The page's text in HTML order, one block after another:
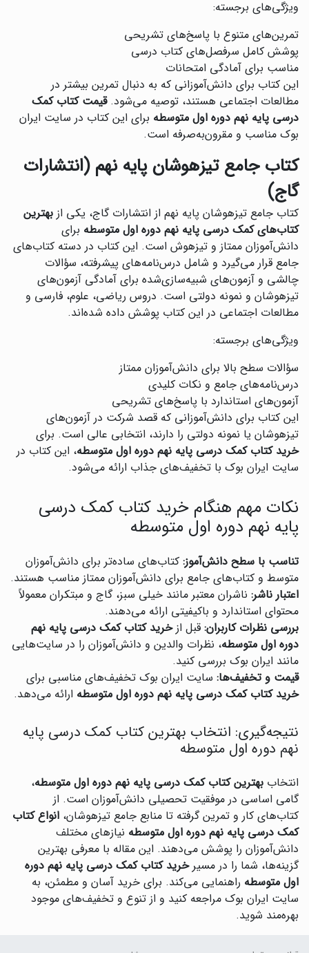
ویژگی‌های برجسته:
تمرین‌های متنوع با پاسخ‌های تشریحی
پوشش کامل سرفصل‌های کتاب درسی
مناسب برای آمادگی امتحانات
این کتاب برای دانش‌آموزانی که به دنبال تمرین بیشتر در
مطالعات اجتماعی هستند، توصیه می‌شود.قیمت کتاب کمک
درسی پایه نهم دوره اول متوسطه برای این کتاب در سایت ایران
بوک مناسب و مقرون‌به‌صرفه است.
کتاب جامع تیزهوشان پایه نهم (انتشارات
گاج)
کتاب جامع تیزهوشان پایه نهم از انتشارات گاج، یکی از بهترین
کتاب‌های کمک درسی پایه نهم دوره اول متوسطه برای
دانش‌آموزان ممتاز و تیزهوش است. این کتاب در دسته کتاب‌های
جامع قرار می‌گیرد و شامل درس‌نامه‌های پیشرفته، سؤالات
چالشی و آزمون‌های شبیه‌سازی‌شده برای آمادگی آزمون‌های
تیزهوشان و نمونه دولتی است. دروس ریاضی، علوم، فارسی و
مطالعات اجتماعی در این کتاب پوشش داده شده‌اند.
ویژگی‌های برجسته:
سؤالات سطح بالا برای دانش‌آموزان ممتاز
درس‌نامه‌های جامع و نکات کلیدی
آزمون‌های استاندارد با پاسخ‌های تشریحی
این کتاب برای دانش‌آموزانی که قصد شرکت در آزمون‌های
تیزهوشان یا نمونه دولتی را دارند، انتخابی عالی است. برای
خرید کتاب کمک درسی پایه نهم دوره اول متوسطه، این کتاب در
سایت ایران بوک با تخفیف‌های جذاب ارائه می‌شود.
نکات مهم هنگام خرید کتاب کمک درسی
پایه نهم دوره اول متوسطه
تناسب با سطح دانش‌آموز: کتاب‌های ساده‌تر برای دانش‌آموزان
متوسط و کتاب‌های جامع برای دانش‌آموزان ممتاز مناسب هستند.
اعتبار ناشر: ناشران معتبر مانند خیلی سبز، گاج و مبتکران معمولاً
محتوای استاندارد و باکیفیتی ارائه می‌دهند.
بررسی نظرات کاربران: قبل ازخرید کتاب کمک درسی پایه نهم
دوره اول متوسطه، نظرات والدین و دانش‌آموزان را در سایت‌هایی
مانند ایران بوک بررسی کنید.
قیمت و تخفیف‌ها: سایت ایران بوک تخفیف‌های مناسبی برای
خرید کتاب کمک درسی پایه نهم دوره اول متوسطه ارائه می‌دهد.
نتیجه‌گیری: انتخاب بهترین کتاب کمک درسی پایه
نهم دوره اول متوسطه
انتخاب بهترین کتاب کمک درسی پایه نهم دوره اول متوسطه،
گامی اساسی در موفقیت تحصیلی دانش‌آموزان است. از
کتاب‌های کار و تمرین گرفته تا منابع جامع تیزهوشان، انواع کتاب
کمک درسی پایه نهم دوره اول متوسطه نیازهای مختلف
دانش‌آموزان را پوشش می‌دهند. این مقاله با معرفی بهترین
گزینه‌ها، شما را در مسیرخرید کتاب کمک درسی پایه نهم دوره
اول متوسطه راهنمایی می‌کند. برای خرید آسان و مطمئن، به
سایت ایران بوک مراجعه کنید و از تنوع و تخفیف‌های موجود
بهره‌مند شوید.